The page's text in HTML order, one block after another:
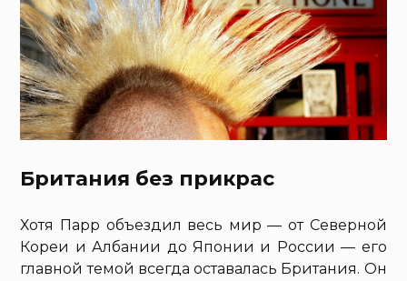
Британия без прикрас
Хотя Парр объездил весь мир — от Северной
Кореи и Албании до Японии и России — его
главной темой всегда оставалась Британия. Он